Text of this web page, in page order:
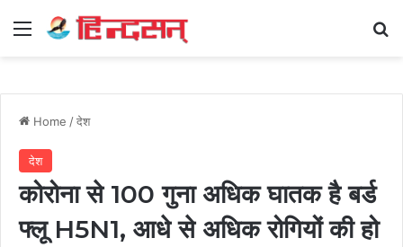
Menu
Home /देश
देश
कोरोना से 100 गुना अधिक घातक है बर्ड
फ्लू H5N1, आधे से अधिक रोगियों की हो